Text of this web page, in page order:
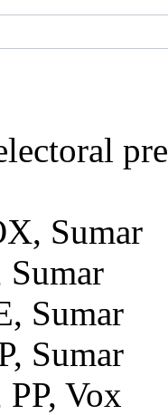
Sumar
Sumar
Sumar
Sumar
PP, Vox